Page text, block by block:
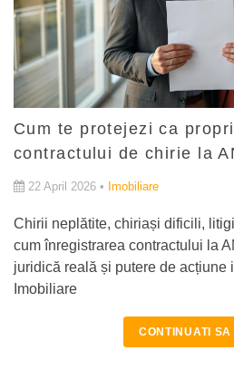
Cum te protejezi ca
contractului de chirie la
22 April 2026 • Imobiliare
Chirii neplătite, chiriași dificili,
cum înregistrarea contractului la
juridică reală și putere de acțiune
Imobiliare
CONTINUATI SA